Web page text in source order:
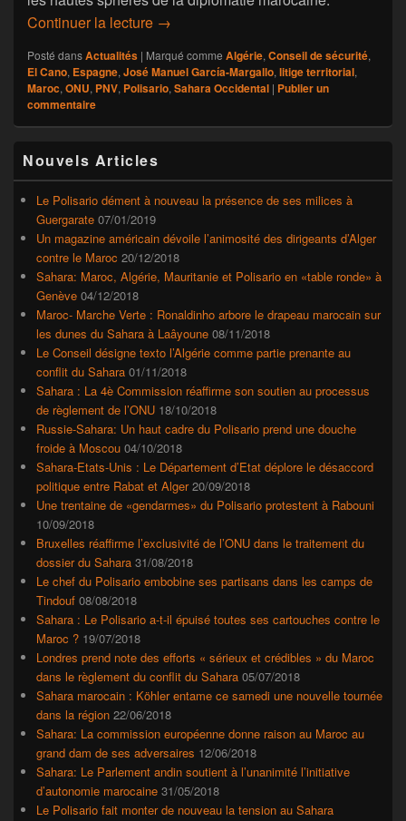
Continuer la lecture Sahara: L’Espagne rassure le Maroc
→
Posté dansActualités | Marqué comme Algérie, Conseil de sécurité,
El Cano, Espagne, José Manuel García-Margallo, litige territorial,
Maroc, ONU, PNV, Polisario, Sahara Occidental | Publier un
commentaire
principale
de
widget
barre
latérale
Nouvels Articles
Le Polisario dément à nouveau la présence de ses milices à
Guergarate 07/01/2019
Un magazine américain dévoile l’animosité des dirigeants d’Alger
contre le Maroc 20/12/2018
Sahara: Maroc, Algérie, Mauritanie et Polisario en «table ronde» à
Genève 04/12/2018
Maroc- Marche Verte : Ronaldinho arbore le drapeau marocain sur
les dunes du Sahara à Laâyoune 08/11/2018
Le Conseil désigne texto l’Algérie comme partie prenante au
conflit du Sahara 01/11/2018
Sahara : La 4è Commission réaffirme son soutien au processus
de règlement de l’ONU 18/10/2018
Russie-Sahara: Un haut cadre du Polisario prend une douche
froide à Moscou 04/10/2018
Sahara-Etats-Unis : Le Département d’Etat déplore le désaccord
politique entre Rabat et Alger 20/09/2018
Une trentaine de «gendarmes» du Polisario protestent à Rabouni
10/09/2018
Bruxelles réaffirme l’exclusivité de l’ONU dans le traitement du
dossier du Sahara 31/08/2018
Le chef du Polisario embobine ses partisans dans les camps de
Tindouf 08/08/2018
Sahara : Le Polisario a-t-il épuisé toutes ses cartouches contre le
Maroc ? 19/07/2018
Londres prend note des efforts « sérieux et crédibles » du Maroc
dans le règlement du conflit du Sahara 05/07/2018
Sahara marocain : Köhler entame ce samedi une nouvelle tournée
dans la région 22/06/2018
Sahara: La commission européenne donne raison au Maroc au
grand dam de ses adversaires 12/06/2018
Sahara: Le Parlement andin soutient à l’unanimité l’initiative
d’autonomie marocaine 31/05/2018
Le Polisario fait monter de nouveau la tension au Sahara